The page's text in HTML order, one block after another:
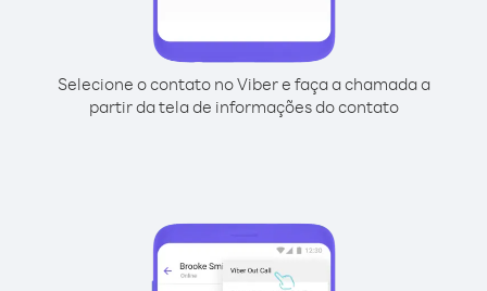
Selecione o contato no Viber e faça a chamada a
partir da tela de informações do contato